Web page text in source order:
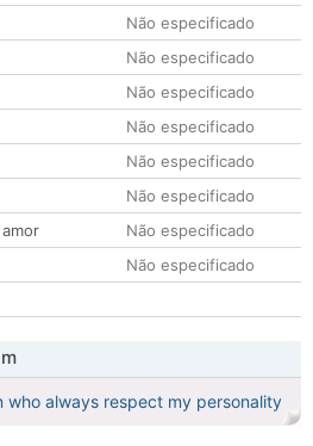
Não especificado
Não especificado
Não especificado
Não especificado
Não especificado
Não especificado
Não especificado
Não especificado
who always respect my personality